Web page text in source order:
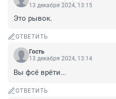
13 декабря 2024, 13:15
Это рывок.
ОТВЕТИТЬ
Гость
13 декабря 2024, 13:14
Вы фсё врёти...
ОТВЕТИТЬ